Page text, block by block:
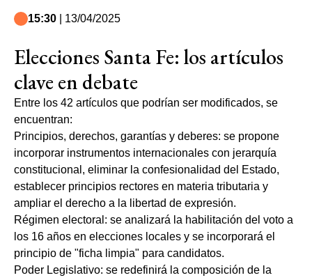
15:30 | 13/04/2025
Elecciones Santa Fe: los artículos
clave en debate
Entre los 42 artículos que podrían ser modificados, se
encuentran:
Principios, derechos, garantías y deberes: se propone
incorporar instrumentos internacionales con jerarquía
constitucional, eliminar la confesionalidad del Estado,
establecer principios rectores en materia tributaria y
ampliar el derecho a la libertad de expresión.
Régimen electoral: se analizará la habilitación del voto a
los 16 años en elecciones locales y se incorporará el
principio de "ficha limpia" para candidatos.
Poder Legislativo: se redefinirá la composición de la